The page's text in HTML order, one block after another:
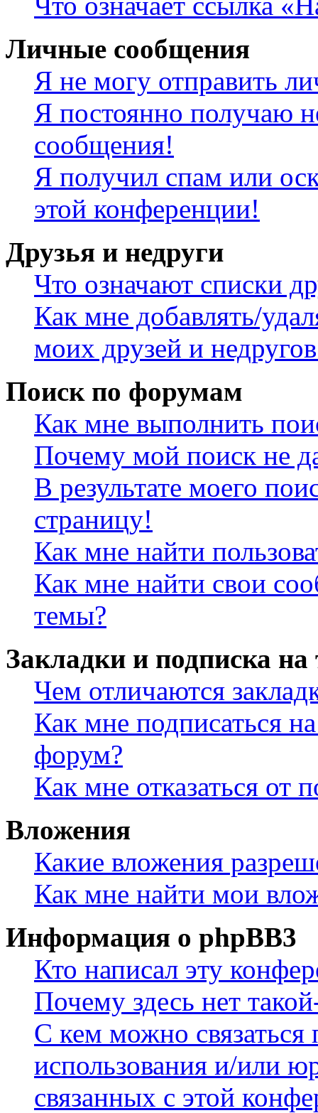
Личные сообщения
Я не могу отправить
Я постоянно получаю
сообщения!
Я получил спам или
этой конференции!
Друзья и недруги
Что означают списки
Как мне добавлять/
моих друзей и
Поиск по форумам
Как мне выполнить
Почему мой поиск не
В результате моего
страницу!
Как мне найти
Как мне найти свои
темы?
Закладки и подписка
Чем отличаются
Как мне подписаться
форум?
Как мне отказаться от
Вложения
Какие вложения
Как мне найти мои
Информация о phpBB3
Кто написал эту
Почему здесь нет
С кем можно связаться
использования и/или
связанных с этой